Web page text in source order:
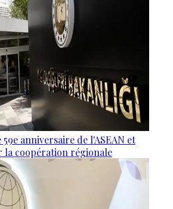
anniversaire de l'ASEAN et
coopération régionale